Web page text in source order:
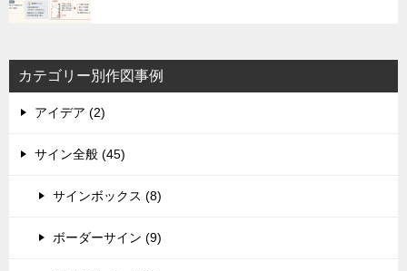
カテゴリー別作図事例
アイデア (2)
サイン全般 (45)
サインボックス (8)
ボーダーサイン (9)